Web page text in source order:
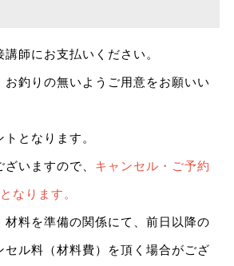
講師にお支払いください。
お釣りの無いようご用意をお願いい
となります。
いますので、 キャンセル・ご予約
なります。
材料を準備の関係にて、前日以降の
セル料（材料費）を頂く場合がござ